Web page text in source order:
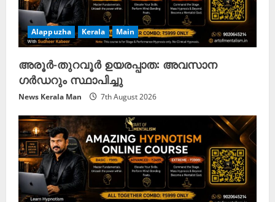
Alappuzha Kerala Main
അരൂർ-തുറവൂർ ഉയരപ്പാത: അവസാന
ഗർഡറും സ്ഥാപിച്ചു
News Kerala Man 7th August 2026